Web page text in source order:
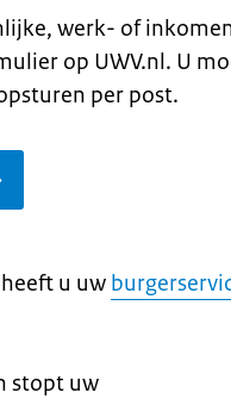
werk- of
op UWV.nl. U
per post.
u uw
stopt uw